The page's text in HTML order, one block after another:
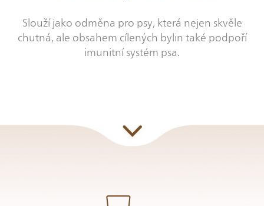
Slouží jako odměna pro psy, která nejen skvěle
chutná, ale obsahem cílených bylin také podpoří
imunitní systém psa.